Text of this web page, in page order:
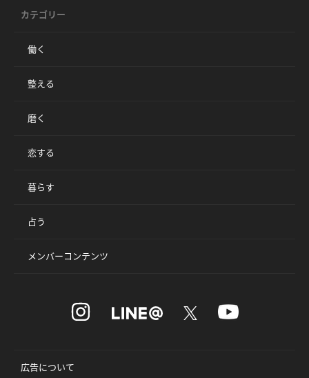
カテゴリー
働く
整える
磨く
恋する
暮らす
占う
メンバーコンテンツ
広告について